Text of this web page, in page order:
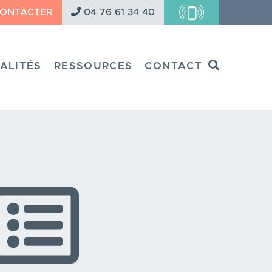
04 76 61 34 40
RESSOURCES CONTACT